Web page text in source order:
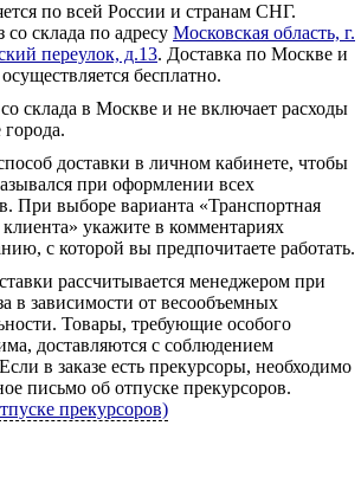
по всей России и странам СНГ.
склада по адресу Московская область, г.
переулок, д.13. Доставка по Москве и
бесплатно.
склада в Москве и не включает расходы
города.
доставки в личном кабинете, чтобы
при оформлении всех
При выборе варианта «Транспортная
укажите в комментариях
с которой вы предпочитаете работать.
рассчитывается менеджером при
в зависимости от весообъемных
Товары, требующие особого
доставляются с соблюдением
в заказе есть прекурсоры, необходимо
письмо об отпуске прекурсоров.
прекурсоров)